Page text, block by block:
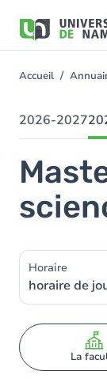
contenu
You
here
Accueil
2026-2027
Horaire
horaire de
La